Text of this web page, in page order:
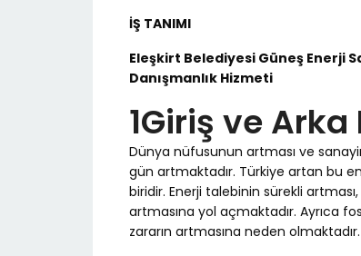
İŞ TANIMI
Eleşkirt Belediyesi Güneş Enerji
Danışmanlık Hizmeti
1Giriş ve Arka
Dünya nüfusunun artması ve
gün artmaktadır. Türkiye artan bu
biridir. Enerji talebinin sürekli
artmasına yol açmaktadır. Ayrıca
zararın artmasına neden olmaktadır.